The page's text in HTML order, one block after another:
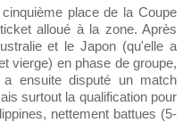
alloué à la zone. Après
et le Japon (qu'elle a
vierge) en phase de groupe,
ensuite disputé un match
surtout la qualification pour
nettement battues (5-